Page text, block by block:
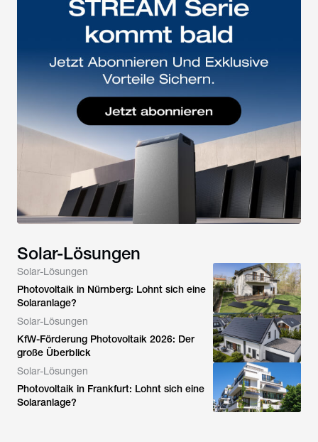
Solar-Lösungen
Solar-Lösungen
Photovoltaik in Nürnberg: Lohnt sich eine
Solaranlage?
Solar-Lösungen
KfW-Förderung Photovoltaik 2026: Der
große Überblick
Solar-Lösungen
Photovoltaik in Frankfurt: Lohnt sich eine
Solaranlage?